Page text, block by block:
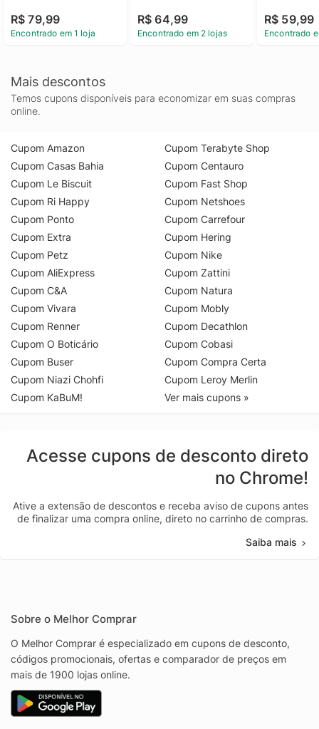
R$ 79,99
Encontrado em 1 loja
R$ 64,99
Encontrado em 2 lojas
R$ 59,99
Encontrado
Mais descontos
Temos cupons disponíveis para economizar em suas compras
online.
Cupom Amazon
Cupom Casas Bahia
Cupom Le Biscuit
Cupom Ri Happy
Cupom Ponto
Cupom Extra
Cupom Petz
Cupom AliExpress
Cupom C&A
Cupom Vivara
Cupom Renner
Cupom O Boticário
Cupom Buser
Cupom Niazi Chohfi
Cupom KaBuM!
Cupom Terabyte Shop
Cupom Centauro
Cupom Fast Shop
Cupom Netshoes
Cupom Carrefour
Cupom Hering
Cupom Nike
Cupom Zattini
Cupom Natura
Cupom Mobly
Cupom Decathlon
Cupom Cobasi
Cupom Compra Certa
Cupom Leroy Merlin
Ver mais cupons »
Acesse cupons de desconto direto
no Chrome!
Ative a extensão de descontos e receba aviso de cupons antes
de finalizar uma compra online, direto no carrinho de compras.
Saiba mais
Sobre o Melhor Comprar
O Melhor Comprar é especializado em cupons de desconto,
códigos promocionais, ofertas e comparador de preços em
mais de 1900 lojas online.